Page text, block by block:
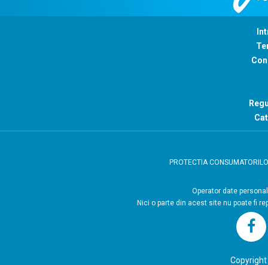
PROTECTIA
Nici o parte din acest site nu poate fi
Copyright